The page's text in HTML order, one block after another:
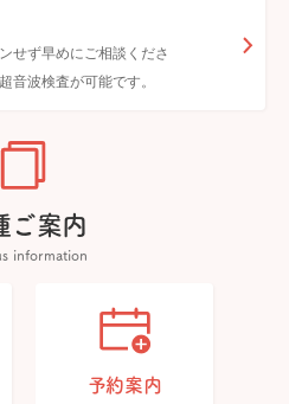
せず早めにご相談くださ
音波検査が可能です。
ご案内
information
予約案内